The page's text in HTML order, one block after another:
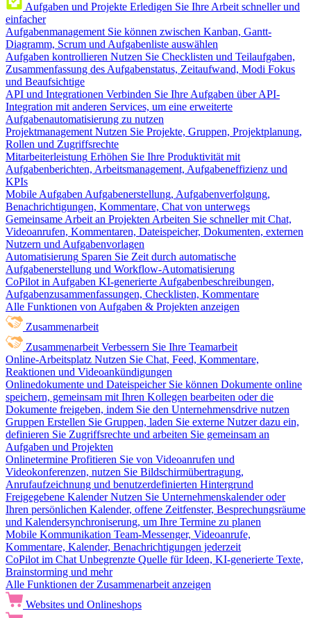
Aufgaben und Projekte Erledigen Sie Ihre Arbeit schneller und
einfacher
Aufgabenmanagement Sie können zwischen Kanban, Gantt-
Diagramm, Scrum und Aufgabenliste auswählen
Aufgaben kontrollieren Nutzen Sie Checklisten und Teilaufgaben,
Zusammenfassung des Aufgabenstatus, Zeitaufwand, Modi Fokus
und Beaufsichtige
API und Integrationen Verbinden Sie Ihre Aufgaben über API-
Integration mit anderen Services, um eine erweiterte
Aufgabenautomatisierung zu nutzen
Projektmanagement Nutzen Sie Projekte, Gruppen, Projektplanung,
Rollen und Zugriffsrechte
Mitarbeiterleistung Erhöhen Sie Ihre Produktivität mit
Aufgabenberichten, Arbeitsmanagement, Aufgabeneffizienz und
KPIs
Mobile Aufgaben Aufgabenerstellung, Aufgabenverfolgung,
Benachrichtigungen, Kommentare, Chat von unterwegs
Gemeinsame Arbeit an Projekten Arbeiten Sie schneller mit Chat,
Videoanrufen, Kommentaren, Dateispeicher, Dokumenten, externen
Nutzern und Aufgabenvorlagen
Automatisierung Sparen Sie Zeit durch automatische
Aufgabenerstellung und Workflow-Automatisierung
CoPilot in Aufgaben KI-generierte Aufgabenbeschreibungen,
Aufgabenzusammenfassungen, Checklisten, Kommentare
Alle Funktionen von Aufgaben & Projekten anzeigen
Zusammenarbeit
Zusammenarbeit Verbessern Sie Ihre Teamarbeit
Online-Arbeitsplatz Nutzen Sie Chat, Feed, Kommentare,
Reaktionen und Videoankündigungen
Onlinedokumente und Dateispeicher Sie können Dokumente online
speichern, gemeinsam mit Ihren Kollegen bearbeiten oder die
Dokumente freigeben, indem Sie den Unternehmensdrive nutzen
Gruppen Erstellen Sie Gruppen, laden Sie externe Nutzer dazu ein,
definieren Sie Zugriffsrechte und arbeiten Sie gemeinsam an
Aufgaben und Projekten
Onlinetermine Profitieren Sie von Videoanrufen und
Videokonferenzen, nutzen Sie Bildschirmübertragung,
Anrufaufzeichnung und benutzerdefinierten Hintergrund
Freigegebene Kalender Nutzen Sie Unternehmenskalender oder
Ihren persönlichen Kalender, offene Zeitfenster, Besprechungsräume
und Kalendersynchroniserung, um Ihre Termine zu planen
Mobile Kommunikation Team-Messenger, Videoanrufe,
Kommentare, Kalender, Benachrichtigungen jederzeit
CoPilot im Chat Unbegrenzte Quelle für Ideen, KI-generierte Texte,
Brainstorming und mehr
Alle Funktionen der Zusammenarbeit anzeigen
Websites und Onlineshops